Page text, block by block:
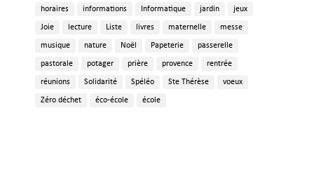
horaires informations Informatique jardin jeux
Joie lecture Liste livres maternelle messe
musique nature Noël Papeterie passerelle
pastorale potager prière provence rentrée
réunions Solidarité Spéléo Ste Thérèse voeux
Zéro déchet éco-école école